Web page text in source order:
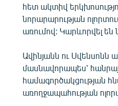
հետ ակտիվ
նորարարության
առումով: Կարևորվել
Ավինյանն ու
մասնավորապես՝
համագործակցության
առողջապահության